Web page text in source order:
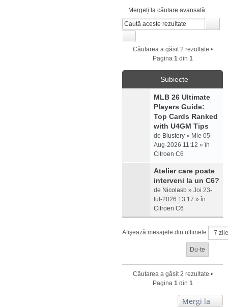
Mergeți la căutare avansată
Căutarea a găsit 2 rezultate •
Pagina 1din 1
Subiecte
MLB 26 Ultimate
Players Guide:
Top Cards Ranked
with U4GM Tips
de Blustery » Mie 05-
Aug-2026 11:12 » în
Citroen C6
Atelier care poate
interveni la un C6?
de Nicolasb » Joi 23-
Iul-2026 13:17 » în
Citroen C6
Afişează mesajele din ultimele
Căutarea a găsit 2 rezultate •
Pagina 1din 1
Mergi la